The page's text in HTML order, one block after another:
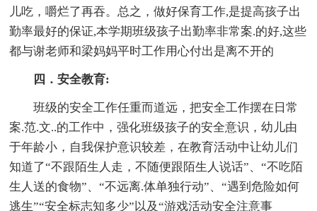
儿吃，嚼烂了再吞。总之，做好保育工作,是提高孩子出
勤率最好的保证,本学期班级孩子出勤率非常案.的好,这些
都与谢老师和梁妈妈平时工作用心付出是离不开的
四．安全教育:
班级的安全工作任重而道远，把安全工作摆在日常
案.范.文..的工作中，强化班级孩子的安全意识，幼儿由
于年龄小，自我保护意识较差，在教育活动中让幼儿们
知道了“不跟陌生人走，不随便跟陌生人说话”、“不吃陌
生人送的食物”、“不远离.体单独行动”、“遇到危险如何
逃生”“安全标志知多少”以及“游戏活动安全注意事